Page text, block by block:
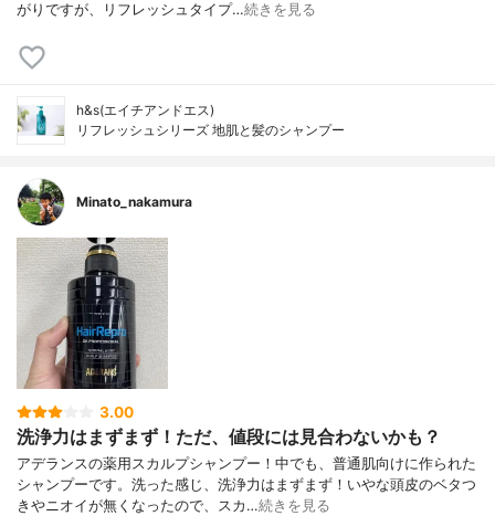
がりですが、リフレッシュタイプ…続きを見る
h&s(エイチアンドエス)
リフレッシュシリーズ 地肌と髪のシャンプー
Minato_nakamura
3.00
洗浄力はまずまず！ただ、値段には見合わないかも？
アデランスの薬用スカルプシャンプー！中でも、普通肌向けに作られた
シャンプーです。洗った感じ、洗浄力はまずまず！いやな頭皮のベタつ
きやニオイが無くなったので、スカ…続きを見る